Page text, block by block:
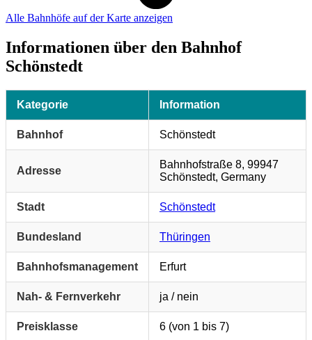
Alle Bahnhöfe auf der Karte anzeigen
Informationen über den Bahnhof
Schönstedt
Kategorie Information
Bahnhof Schönstedt
Adresse
Bahnhofstraße 8, 99947
Schönstedt, Germany
Stadt Schönstedt
Bundesland Thüringen
Bahnhofsmanagement Erfurt
Nah- & Fernverkehr ja / nein
Preisklasse 6 (von 1 bis 7)